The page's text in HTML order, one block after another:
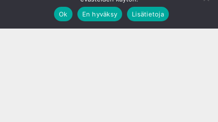
Ok
En hyväksy Lisätietoja